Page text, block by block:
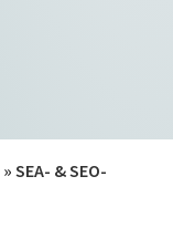
» SEA- & SEO-